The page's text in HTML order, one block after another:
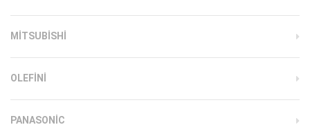
MITSUBISHI
OLEFINI
PANASONIC